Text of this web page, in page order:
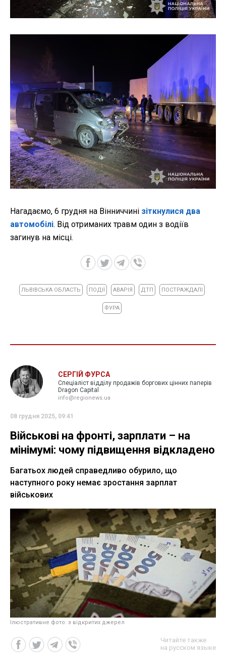
Нагадаємо, 6 грудня на Вінниччині зіткнулися два
автомобілі. Від отриманих травм один з водіїв
загинув на місці.
ЛЬВІВСЬКА ОБЛАСТЬ ПОДІЇ АВАРІЯ ДТП ПОСТРАЖДАЛІ
ФУРА
СЕРГІЙ ФУРСА
Спеціаліст відділу продажів боргових цінних паперів
Dragon Capital
info@regionews.ua
08 грудня 2025, 09:41
Військові на фронті, зарплати – на
мінімумі: чому підвищення відкладено
Багатьох людей справедливо обурило, що
наступного року немає зростання зарплат
військових
Ілюстративне фото: з відкритих джерел
Читайте также
на русском языке